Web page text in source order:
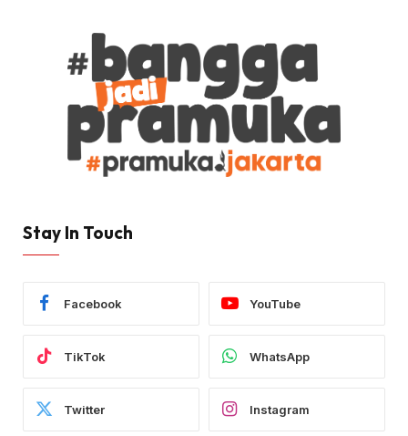
Stay In Touch
Facebook YouTube
TikTok WhatsApp
Twitter Instagram